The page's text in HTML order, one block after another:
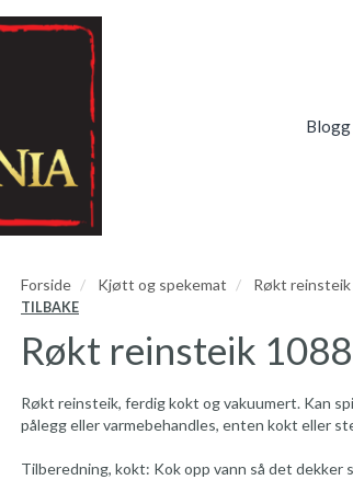
Blogg
Forside Kjøtt og spekemat Røkt reinsteik
TILBAKE
Røkt reinsteik
Røkt reinsteik, ferdig kokt og vakuumert. Kan
pålegg eller varmebehandles, enten kokt eller
Tilberedning, kokt: Kok opp vann så det dekker